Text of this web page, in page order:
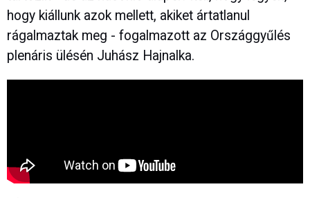
hogy kiállunk azok mellett, akiket ártatlanul
rágalmaztak meg - fogalmazott az Országgyűlés
plenáris ülésén Juhász Hajnalka.